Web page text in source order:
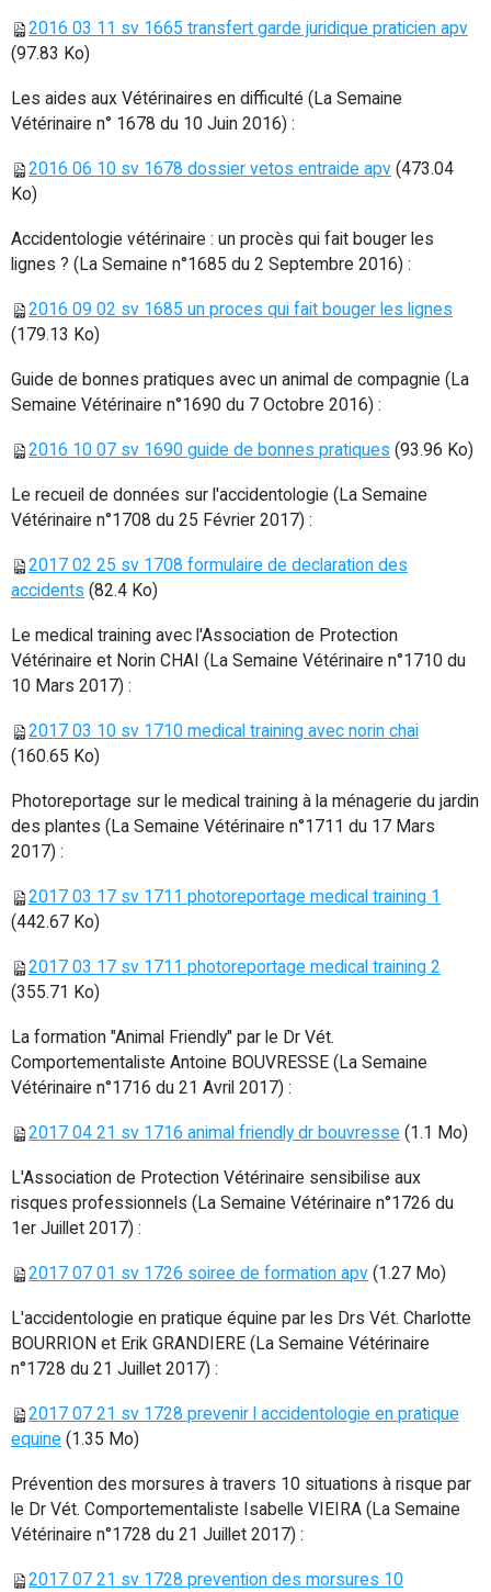
2016 03 11 sv 1665 transfert garde juridique praticien apv
(97.83 Ko)
Les aides aux Vétérinaires en difficulté ( La Semaine
Vétérinaire n° 1678 du 10 Juin 2016) :
2016 06 10 sv 1678 dossier vetos entraide apv (473.04
Ko)
Accidentologie vétérinaire : un procès qui fait bouger les
lignes ? (La Semaine n°1685 du 2 Septembre 2016) :
2016 09 02 sv 1685 un proces qui fait bouger les lignes
(179.13 Ko)
Guide de bonnes pratiques avec un animal de compagnie (La
Semaine Vétérinaire n°1690 du 7 Octobre 2016) :
2016 10 07 sv 1690 guide de bonnes pratiques (93.96 Ko)
Le recueil de données sur l'accidentologie (La Semaine
Vétérinaire n°1708 du 25 Février 2017) :
2017 02 25 sv 1708 formulaire de declaration des
accidents (82.4 Ko)
Le medical training avec l'Association de Protection
Vétérinaire et Norin CHAI (La Semaine Vétérinaire n°1710 du
10 Mars 2017) :
2017 03 10 sv 1710 medical training avec norin chai
(160.65 Ko)
Photoreportage sur le medical training à la ménagerie du jardin
des plantes (La Semaine Vétérinaire n°1711 du 17 Mars
2017) :
2017 03 17 sv 1711 photoreportage medical training 1
(442.67 Ko)
2017 03 17 sv 1711 photoreportage medical training 2
(355.71 Ko)
La formation "Animal Friendly" par le Dr Vét.
Comportementaliste Antoine BOUVRESSE (La Semaine
Vétérinaire n°1716 du 21 Avril 2017) :
2017 04 21 sv 1716 animal friendly dr bouvresse (1.1 Mo)
L'Association de Protection Vétérinaire sensibilise aux
risques professionnels (La Semaine Vétérinaire n°1726 du
1er Juillet 2017) :
2017 07 01 sv 1726 soiree de formation apv (1.27 Mo)
L'accidentologie en pratique équine par les Drs Vét. Charlotte
BOURRION et Erik GRANDIERE (La Semaine Vétérinaire
n°1728 du 21 Juillet 2017) :
2017 07 21 sv 1728 prevenir l accidentologie en pratique
equine (1.35 Mo)
Prévention des morsures à travers 10 situations à risque par
le Dr Vét. Comportementaliste Isabelle VIEIRA (La Semaine
Vétérinaire n°1728 du 21 Juillet 2017) :
2017 07 21 sv 1728 prevention des morsures 10